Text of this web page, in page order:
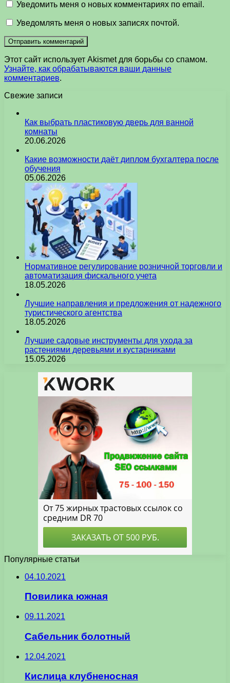
Уведомить меня о новых комментариях по email.
Уведомлять меня о новых записях почтой.
Этот сайт использует Akismet для борьбы со спамом.
Узнайте, как обрабатываются ваши данные
комментариев.
Свежие записи
Как выбрать пластиковую дверь для ванной
комнаты
20.06.2026
Какие возможности даёт диплом бухгалтера после
обучения
05.06.2026
Нормативное регулирование розничной торговли и
автоматизация фискального учета
18.05.2026
Лучшие направления и предложения от надежного
туристического агентства
18.05.2026
Лучшие садовые инструменты для ухода за
растениями деревьями и кустарниками
15.05.2026
Популярные статьи
04.10.2021
Повилика южная
09.11.2021
Сабельник болотный
12.04.2021
Кислица клубненосная